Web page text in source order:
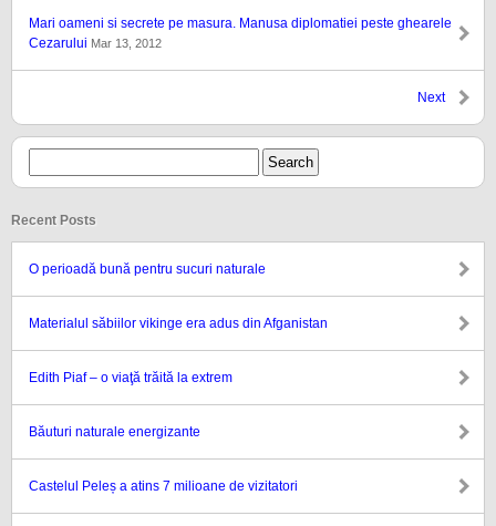
Mari oameni si secrete pe masura. Manusa diplomatiei peste ghearele
Cezarului Mar 13, 2012
Next
Recent Posts
O perioadă bună pentru sucuri naturale
Materialul săbiilor vikinge era adus din Afganistan
Edith Piaf – o viaţă trăită la extrem
Băuturi naturale energizante
Castelul Peleș a atins 7 milioane de vizitatori